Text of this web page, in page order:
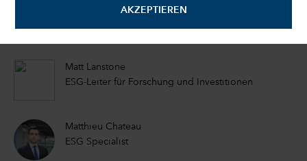
AKZEPTIEREN
Emma Doner
Matt Lanstone
ESG-Leiter für Forschung und Investitionen
Matthieu Chateau
ESG Specialist